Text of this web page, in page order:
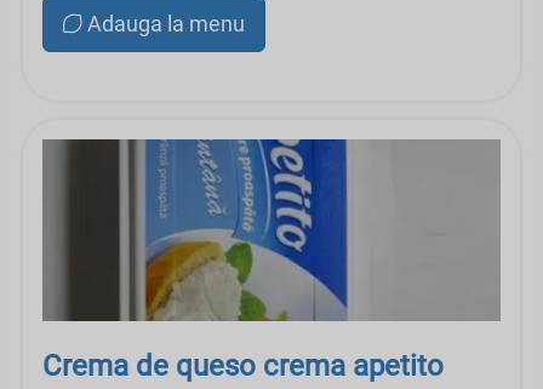
Adauga la menu
Crema de queso crema apetito